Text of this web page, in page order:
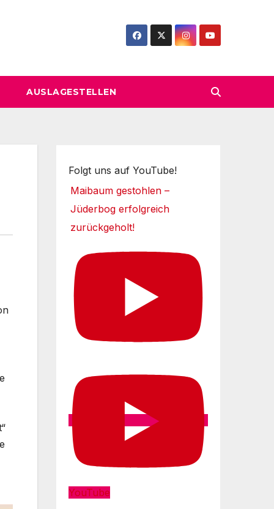
AUSLAGESTELLEN
Folgt uns auf YouTube!
Maibaum gestohlen –
Jüderbog erfolgreich
zurückgeholt!
YouTube